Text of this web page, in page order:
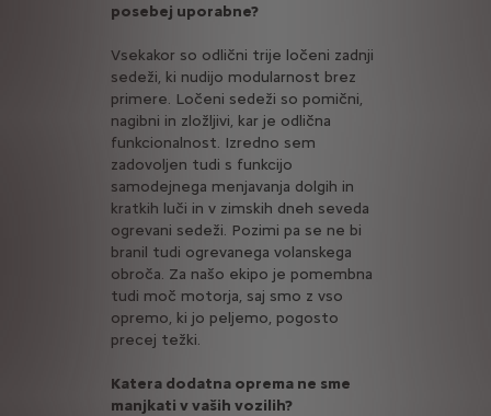
posebej uporabne?
Vsekakor so odlični trije ločeni zadnji
sedeži, ki nudijo modularnost brez
primere. Ločeni sedeži so pomični,
nagibni in zložljivi, kar je odlična
funkcionalnost. Izredno sem
zadovoljen tudi s funkcijo
samodejnega menjavanja dolgih in
kratkih luči in v zimskih dneh seveda
ogrevani sedeži. Pozimi pa se ne bi
branil tudi ogrevanega volanskega
obroča. Za našo ekipo je pomembna
tudi moč motorja, saj smo z vso
opremo, ki jo peljemo, pogosto
precej težki.
Katera dodatna oprema ne sme
manjkati v vaših vozilih?